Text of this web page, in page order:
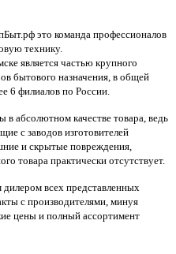
это команда профессионалов
технику.
является частью крупного
бытового назначения, в общей
6 филиалов по России.
абсолютном качестве товара, ведь
с заводов изготовителей
и скрытые повреждения,
товара практически отсутствует.
всех представленных
с производителями, минуя
цены и полный ассортимент